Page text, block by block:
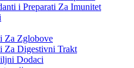
i Preparati Za Imunitet
Za Zglobove
Za Digestivni Trakt
Dodaci